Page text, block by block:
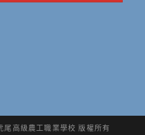
高級農工職業學校 版權所有